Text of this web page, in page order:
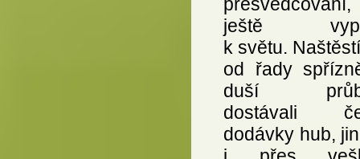
ještě
k světu.
od řady
duší
dostávali
dodávky hub,